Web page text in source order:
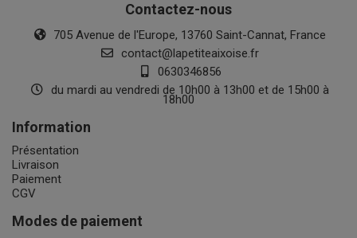
Contactez-nous
705 Avenue de l'Europe, 13760 Saint-Cannat, France
contact@lapetiteaixoise.fr
0630346856
du mardi au vendredi de 10h00 à 13h00 et de 15h00 à
18h00
Information
Présentation
Livraison
Paiement
CGV
Modes de paiement